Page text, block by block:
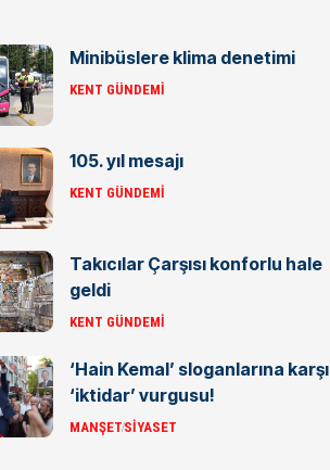
Minibüslere klima denetimi
KENT GÜNDEMI
105. yıl mesajı
KENT GÜNDEMI
Takıcılar Çarşısı konforlu hale
geldi
KENT GÜNDEMI
‘Hain Kemal’ sloganlarına karşı
‘iktidar’ vurgusu!
MANŞETSIYASET